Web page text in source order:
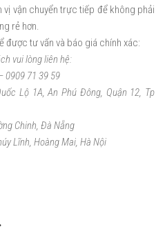
vận chuyển trực tiếp để không phải
rẻ hơn.
được tư vấn và báo giá chính xác:
vui lòng liên hệ:
0909 71 39 59
Lộ 1A, An Phú Đông, Quận 12, Tp
Chinh, Đà Nẵng
Lĩnh, Hoàng Mai, Hà Nội